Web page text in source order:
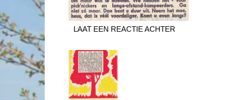
LAAT EEN REACTIE ACHTER